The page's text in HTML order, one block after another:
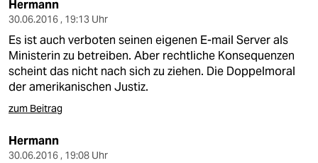
verlag
shop
fragen & hilfe
unterstützen
abo
Hermann
30.06.2016 , 19:13 Uhr
Es ist auch verboten seinen eigenen E-mail Server als
Ministerin zu betreiben. Aber rechtliche Konsequenzen
scheint das nicht nach sich zu ziehen. Die Doppelmoral
der amerikanischen Justiz.
zum Beitrag
Hermann
30.06.2016 , 19:08 Uhr